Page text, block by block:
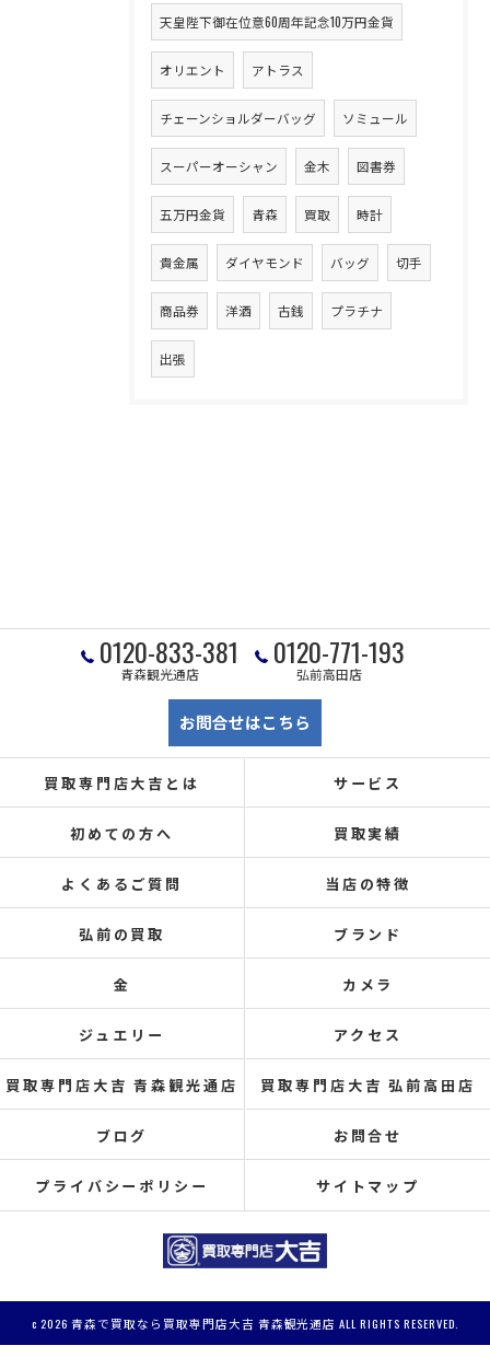
天皇陛下御在位意60周年記念10万円金貨
オリエント アトラス
チェーンショルダーバッグ ソミュール
スーパーオーシャン 金木 図書券
五万円金貨 青森 買取 時計
貴金属 ダイヤモンド バッグ 切手
商品券 洋酒 古銭 プラチナ
出張
0120-833-381
青森観光通店
0120-771-193
弘前高田店
お問合せはこちら
買取専門店大吉とは サービス
初めての方へ 買取実績
よくあるご質問 当店の特徴
弘前の買取 ブランド
金 カメラ
ジュエリー アクセス
買取専門店大吉 青森観光通店 買取専門店大吉 弘前高田店
ブログ お問合せ
プライバシーポリシー サイトマップ
c 2026 青森で買取なら買取専門店大吉 青森観光通店 ALL RIGHTS RESERVED.